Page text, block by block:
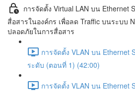
การจัดตั้ง Virtual LAN บน Ethernet
สื่อสารในองค์กร เพื่อลด Traffic บนระบบ
ปลอดภัยในการสื่อสาร
การจัดตั้ง VLAN บน Ethernet
ระดับ (ตอนที่ 1) (42:00)
การจัดตั้ง VLAN บน Ethernet